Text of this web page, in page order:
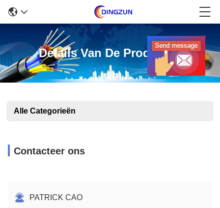
Details Van De Producten
Alle Categorieën
Contacteer ons
PATRICK CAO